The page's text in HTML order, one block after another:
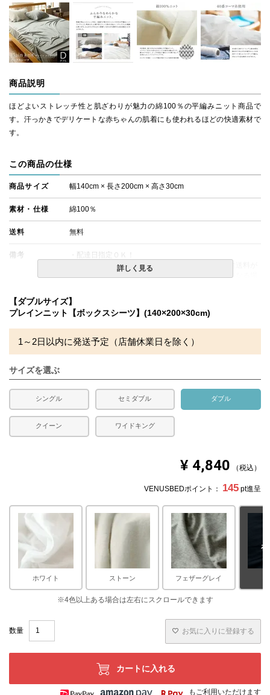
商品説明
ほどよいストレッチ性と肌ざわりが魅力の綿100％の平編みニット商品で
す。汗っかきでデリケートな赤ちゃんの肌着にも使われるほどの快適素材で
す。
この商品の仕様
商品サイズ 幅140cm × 長さ200cm × 高さ30cm
素材・仕様 綿100％
送料 無料
備考
・配達日指定ＯＫ！
※北海道・沖縄・離島等一部地域へのお届けは別途送料が
発生する場合がございます。また発送予定も変更になる場
詳しく見る
【ダブルサイズ】
プレインニット【ボックスシーツ】(140×200×30cm)
1～2日以内に発送予定（店舗休業日を除く）
サイズを選ぶ
シングル セミダブル ダブル
クイーン ワイドキング
¥ 4,840 税込
VENUSBEDポイント： 145 pt進呈
ホワイト ストーン フェザーグレイ
在
お気に入りに登録する
カートに入れる
もご利用いただけます